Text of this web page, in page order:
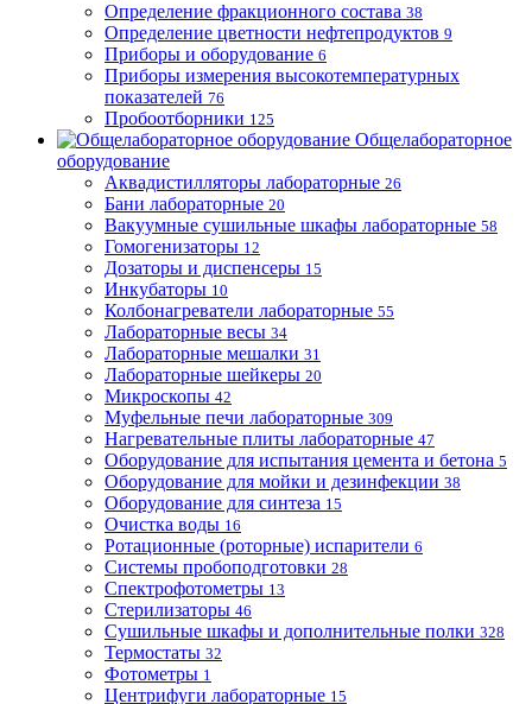
Определение фракционного состава 38
Определение цветности нефтепродуктов 9
Приборы и оборудование 6
Приборы измерения высокотемпературных
показателей 76
Пробоотборники 125
Общелабораторное
оборудование
Аквадистилляторы лабораторные 26
Бани лабораторные 20
Вакуумные сушильные шкафы лабораторные 58
Гомогенизаторы 12
Дозаторы и диспенсеры 15
Инкубаторы 10
Колбонагреватели лабораторные 55
Лабораторные весы 34
Лабораторные мешалки 31
Лабораторные шейкеры 20
Микроскопы 42
Муфельные печи лабораторные 309
Нагревательные плиты лабораторные 47
Оборудование для испытания цемента и бетона 5
Оборудование для мойки и дезинфекции 38
Оборудование для синтеза 15
Очистка воды 16
Ротационные (роторные) испарители 6
Системы пробоподготовки 28
Спектрофотометры 13
Стерилизаторы 46
Сушильные шкафы и дополнительные полки 328
Термостаты 32
Фотометры 1
Центрифуги лабораторные 15